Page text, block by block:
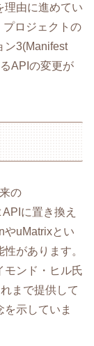
理由に進めてい
プロジェクトの
ン3(Manifest
APIの変更が
の
に置き換え
やuMatrixとい
があります。
モンド・ヒル氏
まで提供して
示していま